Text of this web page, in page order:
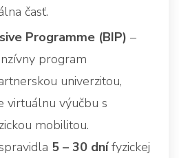
časť.
Programme (BIP) –
program
univerzitou,
virtuálnu výučbu s
mobilitou.
5 – 30 dnífyzickej